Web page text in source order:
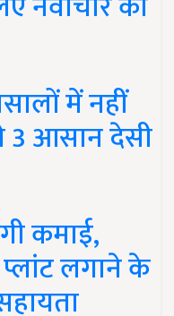
में नहीं
3 आसान देसी
कमाई,
लगाने के